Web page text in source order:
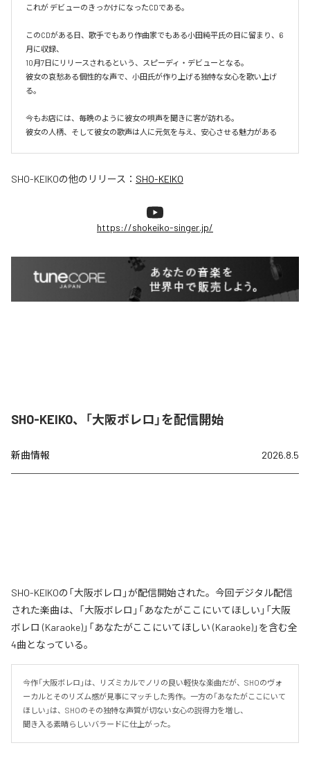
これが デビューのきっかけになったCDである。
このCDがある日、歌手でもあり作曲家でもある小田純平氏の目に留まり、6
月に収録、
10月7日にリリースされるという、スピーディ・デビューとなる。
彼女の哀愁ある個性的な声で、小田氏が作り上げる独特な女心を歌い上げ
る。
今もお店には、毎晩のように彼女の唄声を聞きに客が訪れる。
彼女の人柄、そして彼女の歌声は人に元気を与え、安心させる魅力がある
SHO-KEIKOの他のリリース： SHO-KEIKO
https://shokeiko-singer.jp/
SHO-KEIKO、「大阪ボレロ」を配信開始
新曲情報 2026.8.5
SHO-KEIKOの「大阪ボレロ」が配信開始された。今回デジタル配信
された楽曲は、「大阪ボレロ」「あなたがここにいてほしい」「大阪
ボレロ (Karaoke)」「あなたがここにいてほしい (Karaoke)」を含む全
4曲となっている。
今作「大阪ボレロ」は、リズミカルでノリの良い軽快な楽曲だが、SHOのヴォ
ーカルとそのリズム感が見事にマッチした秀作。一方の「あなたがここにいて
ほしい」は、SHOのその独特な声質が切ない女心の説得力を増し、
聞き入る素晴らしいバラードに仕上がった。